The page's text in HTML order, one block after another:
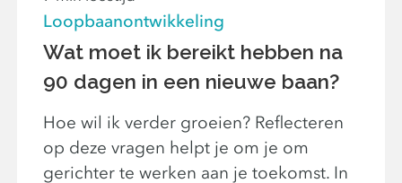
Loopbaanontwikkeling
Wat moet ik bereikt hebben na
90 dagen in een nieuwe baan?
Hoe wil ik verder groeien? Reflecteren
op deze vragen helpt je om je om
gerichter te werken aan je toekomst. In